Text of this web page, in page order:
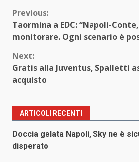
Continue
Reading
Previous:
Taormina a EDC: “Napoli-
monitorare. Ogni scenario è
Next:
Gratis alla Juventus, Spalletti
acquisto
ARTICOLI RECENTI
Doccia gelata Napoli, Sky ne è
disperato